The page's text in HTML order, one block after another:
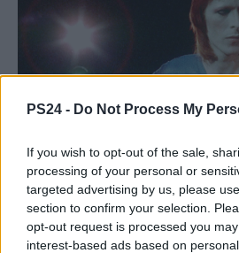
PS24 - Do Not Process My
If you wish to opt-out of the sale,
processing of your personal or
targeted advertising by us, please
section to confirm your selection.
opt-out request is processed you
interest-based ads based on